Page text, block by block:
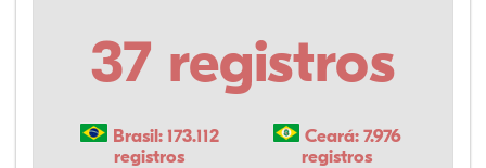
37 registros
Brasil: 173.112
registros
Ceará: 7.976
registros